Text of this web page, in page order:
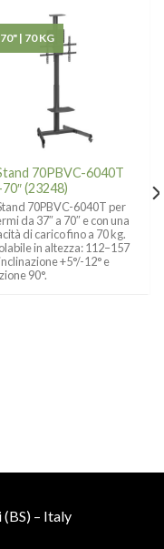
70PBVC-6040T
70″ (23248)
70PBVC-6040T per
da 37″ a 70″ e con una
di carico fino a 70 kg.
in altezza: 112–157
+5°/-12° e
90°.
| 70 KG
– Italy